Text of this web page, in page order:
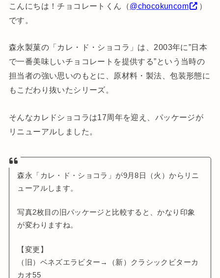
こんにちは！チョコレートくん（@chocokuncom
）
です。
森永製菓の「カレ・ド・ショコラ」は、2003年に”日本
で一番美味しいチョコレートを提供する”という当時の
担当者の強い思いのもとに、原材料・製法、包装形態に
もこだわり抜いたシリーズ。
そんなカレドショコラは17周年を迎え、パッケージが
リニューアルしました。
森永「カレ・ド・ショコラ」が9月8日（火）からリニ
ューアルします。
写真2枚目の旧パッケージと比較すると、かなり印象
が変わりますね。
【変更】
（旧）ベネズエラビター→（新）クラシックビターカ
カオ55